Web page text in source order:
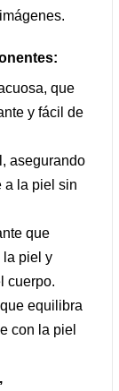
que
y fácil de
asegurando
a la piel sin
que
la piel y
cuerpo.
equilibra
con la piel